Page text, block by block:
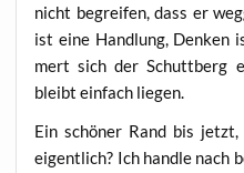
nicht begrei­fen, dass er
ist eine Hand­lung, Den­ken
mert sich der Schutt­berg
bleibt ein­fach liegen.
Ein schö­ner Rand bis
eigent­lich? Ich hand­le nach